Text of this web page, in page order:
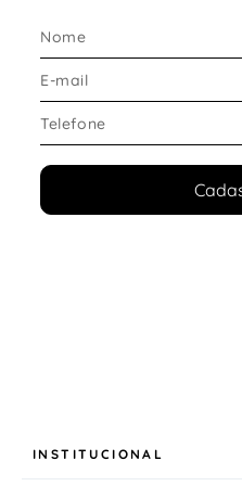
Estrutura confortável
Excelente adaptação
Visual versátil para
Durabilidade para
Tipo de solado
Desenvolvida para
INSTITUCIONAL